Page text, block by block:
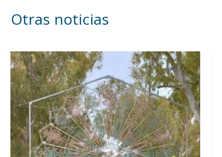
Otras noticias